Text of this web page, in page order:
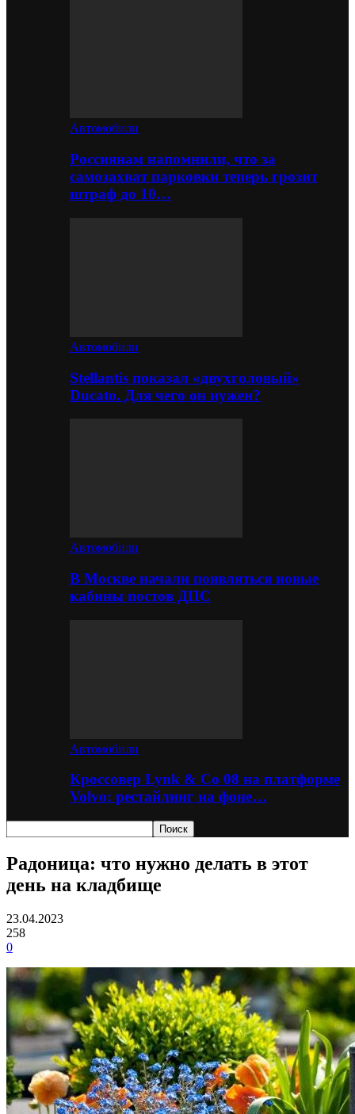
Автомобили
Россиянам напомнили, что за
самозахват парковки теперь грозит
штраф до 10…
Автомобили
Stellantis показал «двухголовый»
Ducato. Для чего он нужен?
Автомобили
В Москве начали появляться новые
кабины постов ДПС
Автомобили
Кроссовер Lynk & Co 08 на платформе
Volvo: рестайлинг на фоне…
Радоница: что нужно делать в этот
день на кладбище
23.04.2023
258
0